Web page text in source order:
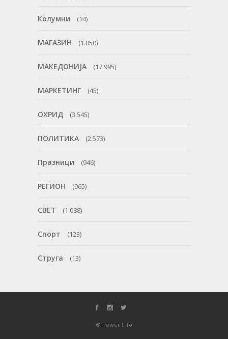
Колумни (14)
МАГАЗИН (1.050)
МАКЕДОНИЈА (17.995)
МАРКЕТИНГ (45)
ОХРИД (3.545)
ПОЛИТИКА (2.573)
Празници (946)
РЕГИОН (965)
СВЕТ (1.088)
Спорт (123)
Струга (13)
© Power Info